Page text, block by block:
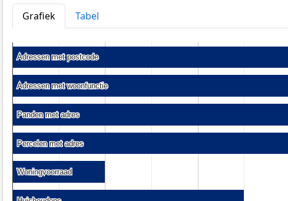
Grafiek
Tabel
Adressen met postcode
Adressen met postcode
Adressen met woonfunctie
Adressen met woonfunctie
Panden met adres
Panden met adres
Percelen met adres
Percelen met adres
Woningvoorraad
Woningvoorraad